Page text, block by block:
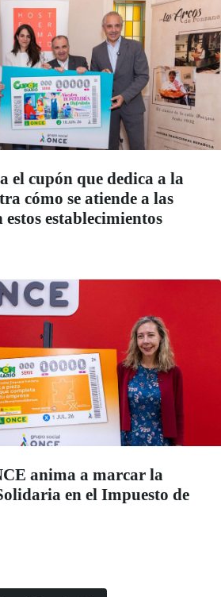
el cupón que dedica a la
cómo se atiende a las
estos establecimientos
anima a marcar la
en el Impuesto de